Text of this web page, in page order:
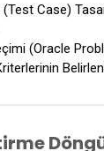
Case)
(Oracle